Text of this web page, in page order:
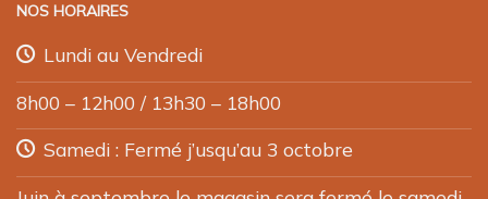
NOS HORAIRES
Lundi au Vendredi
8h00 – 12h00 / 13h30 – 18h00
Samedi : Fermé j’usqu’au 3 octobre